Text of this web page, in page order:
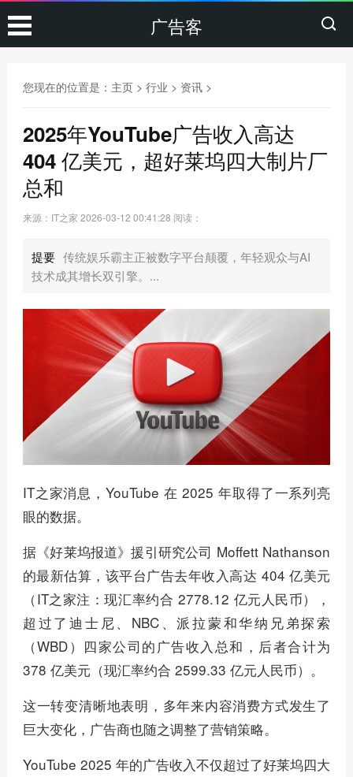
广告客
您现在的位置是： 主页> 行业 > 资讯>
2025年YouTube广告收入高达
404 亿美元，超好莱坞四大制片厂
总和
来源：IT之家 2026-03-12 00:41:28 阅读：
提要 传统娱乐霸主正被数字平台颠覆，年轻观众与AI
技术成其增长双引擎。...
IT之家消息，YouTube 在 2025 年取得了一系列亮
眼的数据。
据《好莱坞报道》援引研究公司 Moffett Nathanson
的最新估算，该平台广告去年收入高达 404 亿美元
（IT之家注：现汇率约合 2778.12 亿元人民币），
超过了迪士尼、NBC、派拉蒙和华纳兄弟探索
（WBD）四家公司的广告收入总和，后者合计为
378 亿美元（现汇率约合 2599.33 亿元人民币）。
这一转变清晰地表明，多年来内容消费方式发生了
巨大变化，广告商也随之调整了营销策略。
YouTube 2025 年的广告收入不仅超过了好莱坞四大